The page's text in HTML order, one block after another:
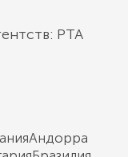
РТА
Андорра